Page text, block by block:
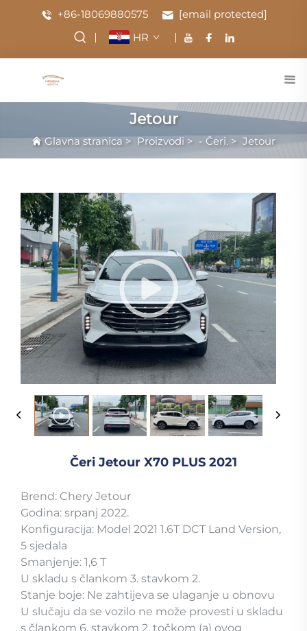
+86-18069880575
[email protected]
HR
Jetour
Glavna stranica > Proizvodi > - Čeri. > Jetour
Čeri Jetour X70 PLUS 2021
Brend: Chery Jetour
Godina: srpanj 2022.
Konfiguracija: Model 2021 1.6T DCT Land Version,
5 sjedala
Smanjenje: 1,6 T
U skladu s člankom 3. stavkom 2.
Stanje boje: Ne zahtijeva se ulaganje u obnovu
U slučaju da se vozilo ne može provesti u skladu
s člankom 6. stavkom 2. točkom (a) ovog